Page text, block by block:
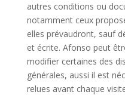
autres conditions ou
notamment ceux
elles prévaudront, sauf
et écrite. Afonso peut
modifier certaines des
générales, aussi il est
relues avant chaque